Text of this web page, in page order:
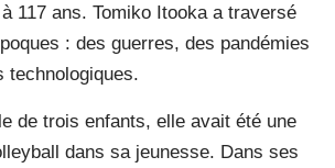
117 ans. Tomiko Itooka a traversé
: des guerres, des pandémies
technologiques.
de trois enfants, elle avait été une
dans sa jeunesse. Dans ses